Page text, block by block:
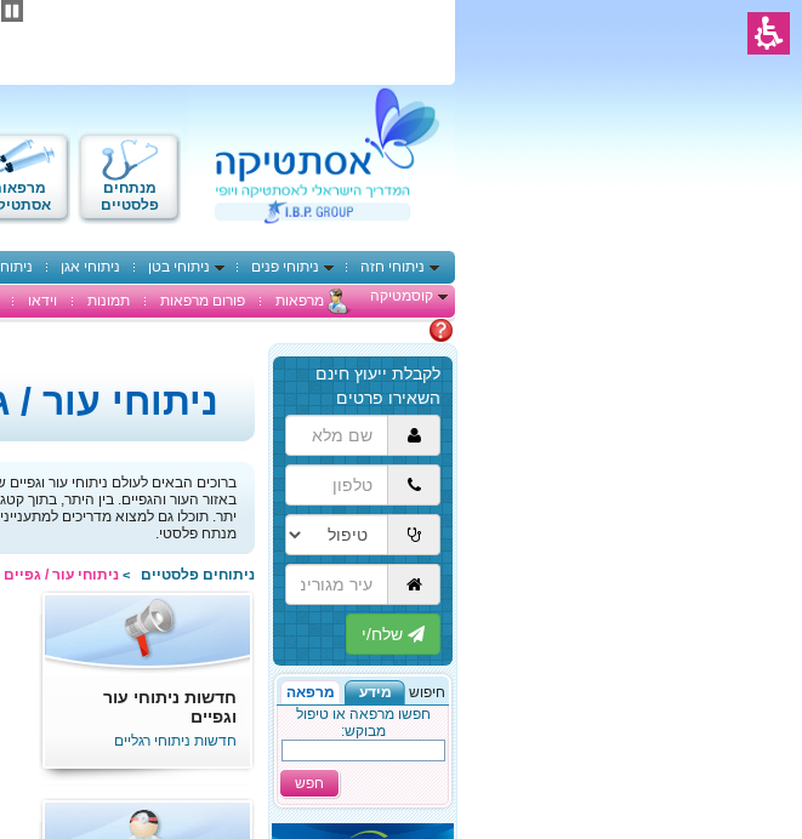
מנתחים
פלסטיים
ניתוחי חזה ניתוחי פנים ניתוחי בטן ניתוחי אגן
קוסמטיקה
מרפאות פורום מרפאות תמונות וידאו
הגעת
לתוכן
המרכזי,
באפשרותך
ללחוץ
אנטר
כדי
לדלג
לאזור
הבא
חיפוש מידע
מרפאה
חפשו מרפאה או טיפול
מבוקש:
חפש
ניתוחי עור /
ברוכים הבאים לעולם ניתוחי עור
באזור העור והגפיים. בין היתר, בתוך
יתר. תוכלו גם למצוא מדריכים
מנתח פלסטי.
ניתוחים פלסטיים > ניתוחי עור / גפיים
חדשות ניתוחי עור
וגפיים
חדשות ניתוחי רגליים